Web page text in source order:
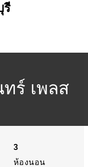
รี
ร์ เพลส
รศักดิ์
ร์ เพลส
3
ห้องนอน